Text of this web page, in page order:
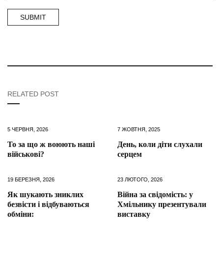
RELATED POST
5 ЧЕРВНЯ, 2026
То за що ж воюють наші
військові?
7 ЖОВТНЯ, 2025
День, коли діти слухали
серцем
19 БЕРЕЗНЯ, 2026
Як шукають зниклих
безвісти і відбуваються
обміни:
23 ЛЮТОГО, 2026
Війна за свідомість: у
Хмільнику презентували
виставку